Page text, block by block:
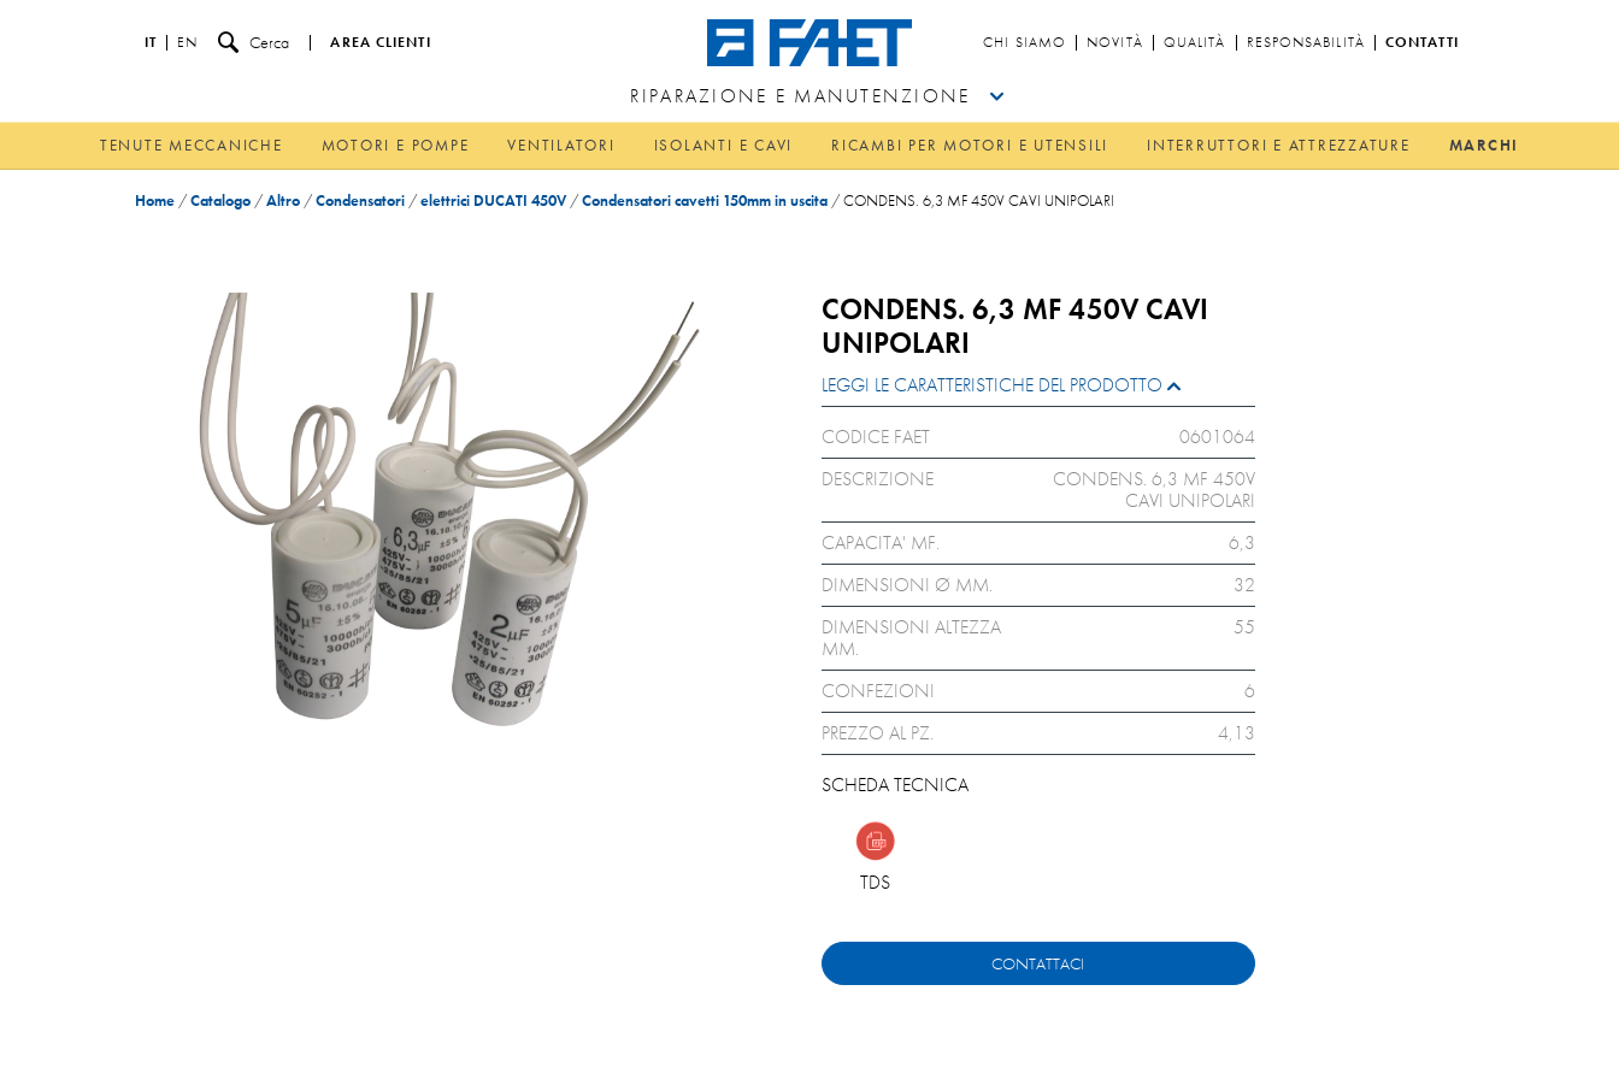
IT EN Cerca AREA CLIENTI CHI SIAMO NOVITÀ QUALITÀ RESPONSABILITÀ CONTATTI
RIPARAZIONE E MANUTENZIONE
TENUTE MECCANICHE MOTORI E POMPE VENTILATORI ISOLANTI E CAVI RICAMBI PER MOTORI E UTENSILI INTERRUTTORI E ATTREZZATURE MARCHI
Home /Catalogo /Altro /Condensatori /elettrici DUCATI 450V/Condensatori cavetti 150mm in uscita /CONDENS. 6,3 MF 450V CAVI UNIPOLARI
CONDENS. 6,3 MF 450V CAVI
UNIPOLARI
LEGGI LE CARATTERISTICHE DEL PRODOTTO
CODICE FAET
0601064
DESCRIZIONE
CONDENS. 6,3 MF 450V
CAVI UNIPOLARI
CAPACITA' MF.
6,3
DIMENSIONI Ø MM.
32
DIMENSIONI ALTEZZA
MM.
55
CONFEZIONI
6
PREZZO AL PZ.
4,13
SCHEDA TECNICA
TDS
CONTATTACI